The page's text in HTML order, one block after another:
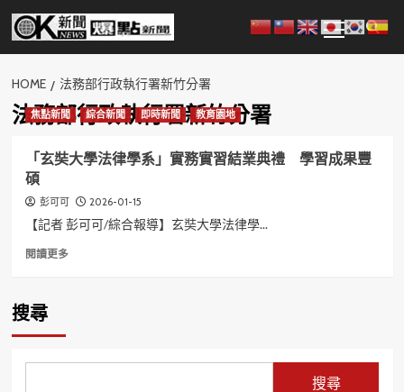
Skip
content
Menu
HOME 法務部行政執行署新竹分署
法務部行政執行署新竹分署
焦點新聞 綜合新聞 即時新聞 教育園地
「玄奘大學法律學系」實務實習結業典禮 學習成果豐
碩
彭可可 2026-01-15
【記者 彭可可/綜合報導】玄奘大學法律學...
閱讀更多Read
搜尋
搜尋